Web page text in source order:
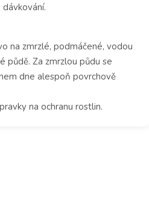
na zmrzlé, podmáčené, vodou
půdě. Za zmrzlou půdu se
dne alespoň povrchově
na ochranu rostlin.